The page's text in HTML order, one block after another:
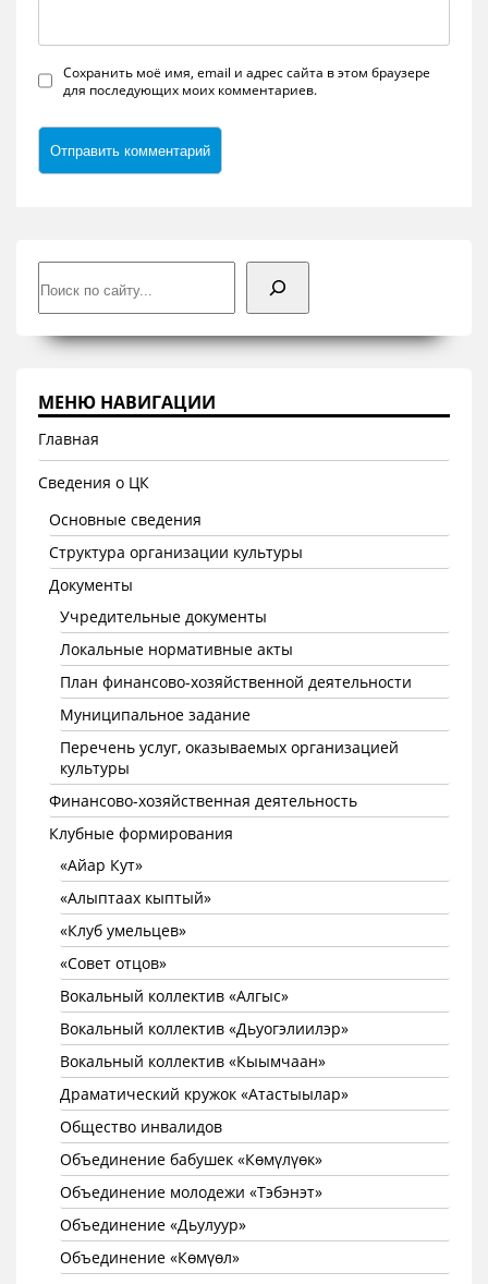
Сохранить моё имя, email и адрес сайта в этом браузере
для последующих моих комментариев.
МЕНЮ НАВИГАЦИИ
Главная
Сведения о ЦК
Основные сведения
Структура организации культуры
Документы
Учредительные документы
Локальные нормативные акты
План финансово-хозяйственной деятельности
Муниципальное задание
Перечень услуг, оказываемых организацией
культуры
Финансово-хозяйственная деятельность
Клубные формирования
«Айар Кут»
«Алыптаах кыптый»
«Клуб умельцев»
«Совет отцов»
Вокальный коллектив «Алгыс»
Вокальный коллектив «Дьуогэлиилэр»
Вокальный коллектив «Кыымчаан»
Драматический кружок «Атастыылар»
Общество инвалидов
Объединение бабушек «Көмүлүөк»
Объединение молодежи «Тэбэнэт»
Объединение «Дьулуур»
Объединение «Көмүөл»